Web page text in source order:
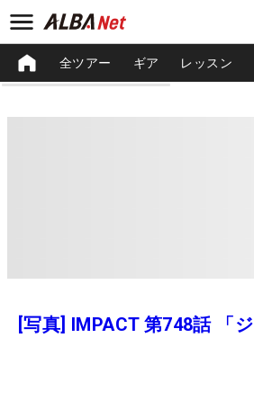
全ツアー ギア レッスン
[写真] IMPACT 第748話 「ジ